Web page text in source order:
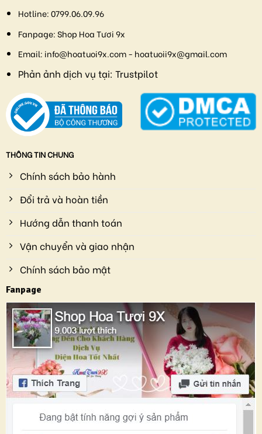
Hotline:0799.06.09.96
Fanpage:Shop Hoa Tươi 9x
Email: info@hoatuoi9x.com - hoatuoii9x@gmail.com
Phản ảnh dịch vụ tại: Trustpilot
THÔNG TIN CHUNG
Chính sách bảo hành
Đổi trả và hoàn tiền
Hướng dẫn thanh toán
Vận chuyển và giao nhận
Chính sách bảo mật
Fanpage